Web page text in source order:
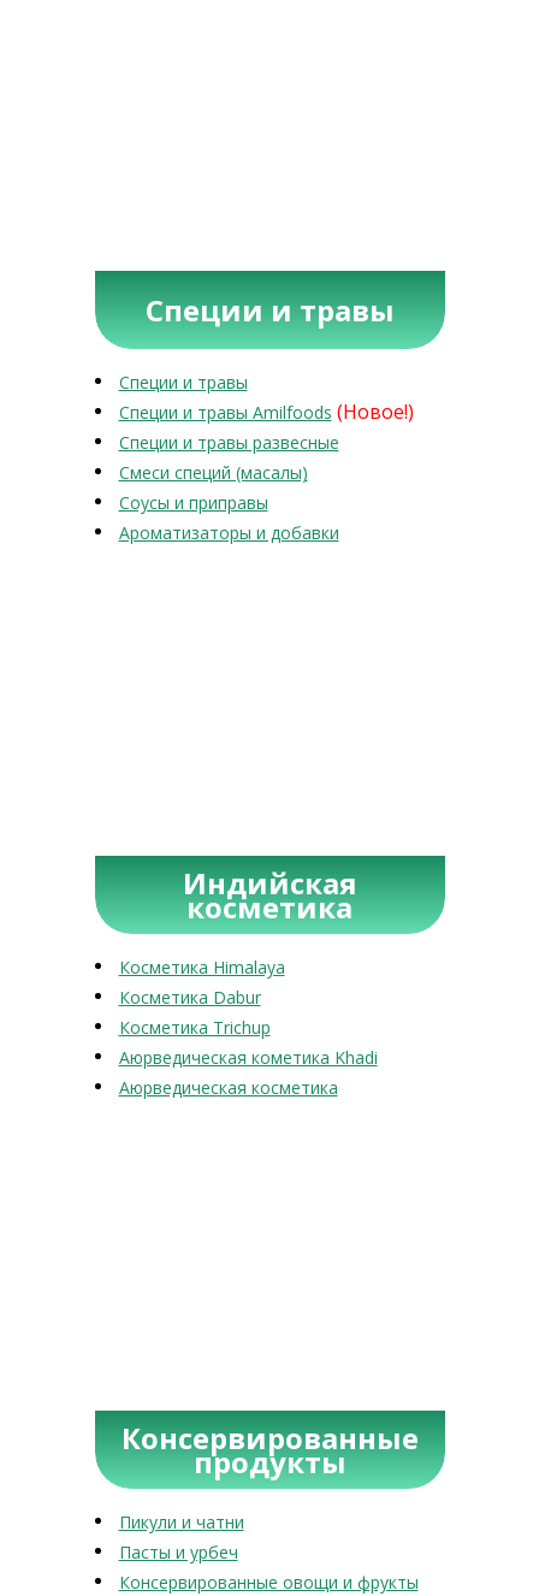
Специи и травы
Специи и травы
Специи и травы Amilfoods (Новое!)
Специи и травы развесные
Смеси специй (масалы)
Соусы и приправы
Ароматизаторы и добавки
Индийская
косметика
Косметика Himalaya
Косметика Dabur
Косметика Trichup
Аюрведическая кометика Khadi
Аюрведическая косметика
Консервированные
продукты
Пикули и чатни
Пасты и урбеч
Консервированные овощи и фрукты